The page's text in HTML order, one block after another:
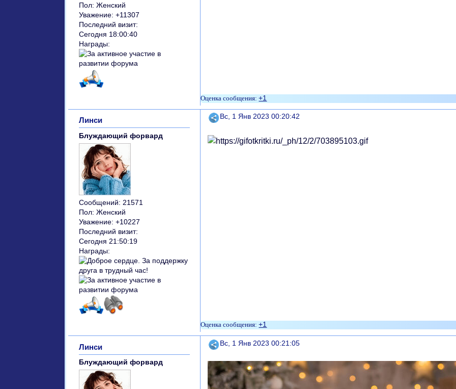
Пол: Женский
Уважение: +11307
Последний визит:
Сегодня 18:00:40
Награды:
+1
Поделиться
Вс, 1 Янв 2023 00:20:42
Линси
Блуждающий форвард
Сообщений: 21571
Пол: Женский
Уважение: +10227
Последний визит:
Сегодня 21:50:19
Награды:
+1
Поделиться
Вс, 1 Янв 2023 00:21:05
Линси
Блуждающий форвард